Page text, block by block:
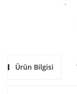
Ürün Bilgisi